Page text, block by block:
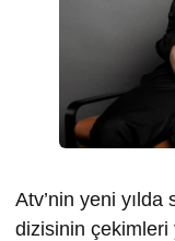
Atv’nin yeni
dizisinin çekimleri